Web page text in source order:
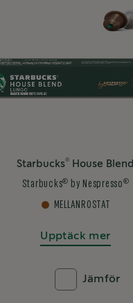
Starbucks® House Blend
Starbucks® by Nespresso ®
MELLANROSTAT
Upptäck mer
Jämför